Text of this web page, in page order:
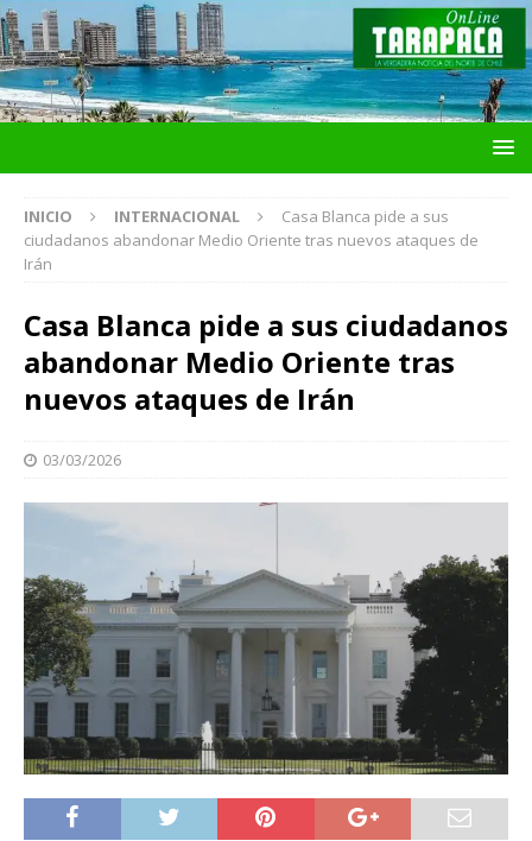
INICIO INTERNACIONAL
Casa Blanca pide a sus
ciudadanos abandonar Medio Oriente tras nuevos ataques de
Irán
Casa Blanca pide a sus ciudadanos
abandonar Medio Oriente tras
nuevos ataques de Irán
03/03/2026